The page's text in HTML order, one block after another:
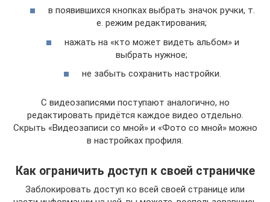
в появившихся кнопках выбрать значок ручки, т.
е. режим редактирования;
нажать на «кто может видеть альбом» и
выбрать нужное;
не забыть сохранить настройки.
С видеозаписями поступают аналогично, но
редактировать придётся каждое видео отдельно.
Скрыть «Видеозаписи со мной» и «Фото со мной» можно
в настройках профиля.
Как ограничить доступ к своей страничке
Заблокировать доступ ко всей своей странице или